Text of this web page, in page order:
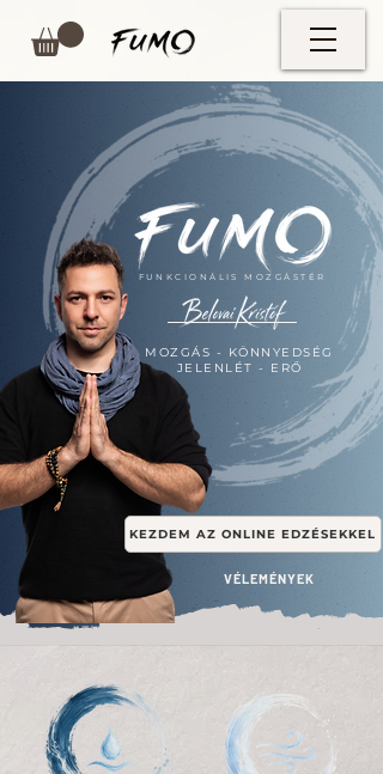
VÉLEMÉNYEK
KEZDEM AZ ONLINE EDZÉSEKKEL
FUNKCIONÁLIS MOZGÁSTÉR
MOZGÁS - KÖNNYEDSÉG
JELENLÉT - ERŐ